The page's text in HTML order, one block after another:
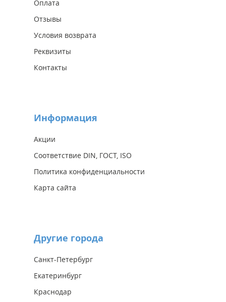
Оплата
Отзывы
Условия возврата
Реквизиты
Контакты
Информация
Акции
Соответствие DIN, ГОСТ, ISO
Политика конфиденциальности
Карта сайта
Другие города
Санкт-Петербург
Екатеринбург
Краснодар